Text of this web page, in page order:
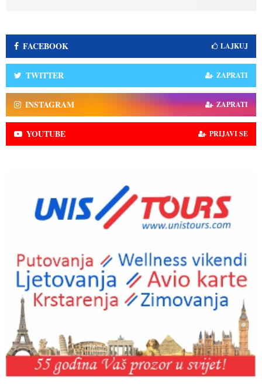
FACEBOOK LAJKUJ
TWITTER ZAPRATI
INSTAGRAM ZAPRATI
YOUTUBE PRIJAVI SE